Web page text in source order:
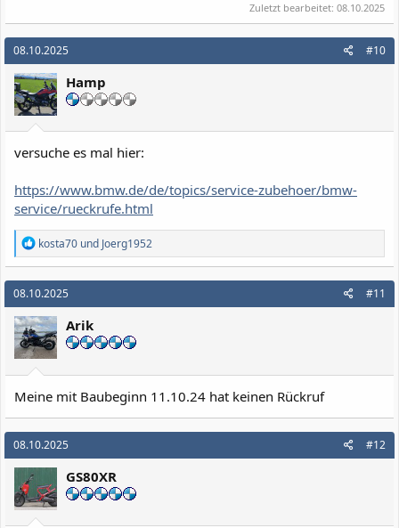
Zuletzt bearbeitet: 08.10.2025
08.10.2025 #10
Hamp
versuche es mal hier:
https://www.bmw.de/de/topics/service-zubehoer/bmw-
service/rueckrufe.html
R
e
a
k
t
i
o
n
e
n
kosta70 und Joerg1952
08.10.2025 #11
Arik
Meine mit Baubeginn 11.10.24 hat keinen Rückruf
08.10.2025 #12
GS80XR